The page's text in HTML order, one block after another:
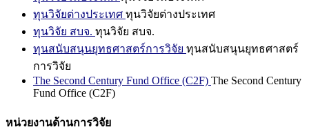
ทุนวิจัยต่างประเทศ ทุนวิจัยต่างประเทศ
ทุนวิจัย สบจ. ทุนวิจัย สบจ.
ทุนสนับสนุนยุทธศาสตร์การวิจัย ทุนสนับสนุนยุทธศาสตร์
การวิจัย
The Second Century Fund Office (C2F) The Second Century
Fund Office (C2F)
หน่วยงานด้านการวิจัย